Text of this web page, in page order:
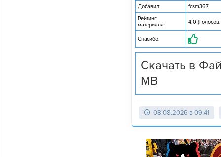
Добавил:
fcsm367
Рейтинг
материала:
4.0 (Голосов:
Спасибо:
Скачать в
MB
08.08.2026 в 09:41